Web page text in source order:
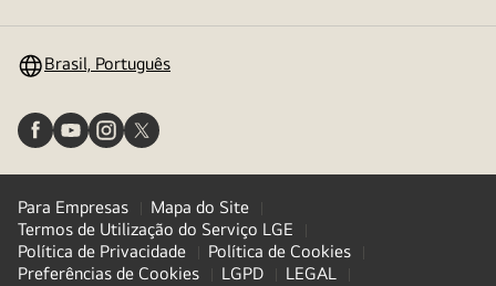
Brasil, Português
Para Empresas
Mapa do Site
Termos de Utilização do Serviço LGE
Política de Privacidade
Política de Cookies
Preferências de Cookies
LGPD
LEGAL